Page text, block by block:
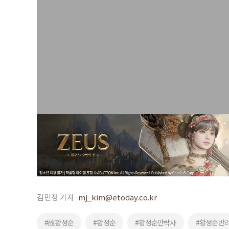
김민정 기자 mj_kim@etoday.co.kr
#故황정순 #황정순 #황정순안락사 #황정순반